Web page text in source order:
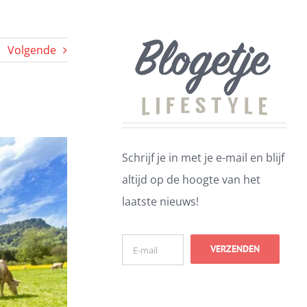
Volgende
Schrijf je in met je e-mail en blijf
altijd op de hoogte van het
laatste nieuws!